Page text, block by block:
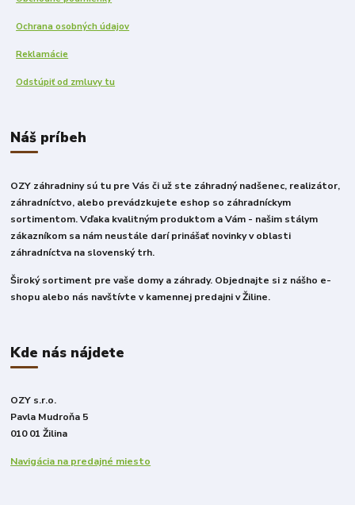
Ochrana osobných údajov
Reklamácie
Odstúpiť od zmluvy tu
Náš príbeh
OZY záhradniny sú tu pre Vás či už ste záhradný nadšenec, realizátor,
záhradníctvo, alebo prevádzkujete eshop so záhradníckym
sortimentom. Vďaka kvalitným produktom a Vám - našim stálym
zákazníkom sa nám neustále darí prinášať novinky v oblasti
záhradníctva na slovenský trh.
Široký sortiment pre vaše domy a záhrady. Objednajte si z nášho e-
shopu alebo nás navštívte v kamennej predajni v Žiline.
Kde nás nájdete
OZY s.r.o.
Pavla Mudroňa 5
010 01 Žilina
Navigácia na predajné miesto